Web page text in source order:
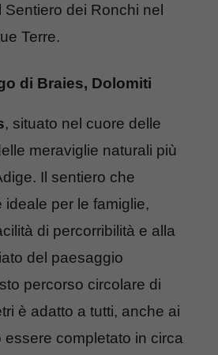
Sentiero dei Ronchi nel
Terre.
di Braies, Dolomiti
, situato nel cuore delle
meraviglie naturali più
Il sentiero che
ideale per le famiglie,
di percorribilità e alla
del paesaggio
percorso circolare di
è adatto a tutti, anche ai
essere completato in circa